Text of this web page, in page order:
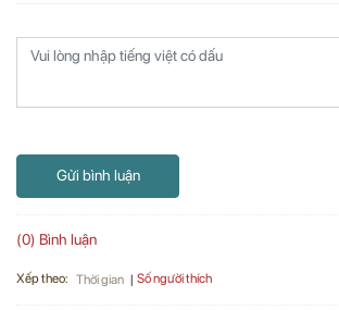
Gửi bình luận
(0) Bình luận
Xếp theo: Thời gian Số người thích